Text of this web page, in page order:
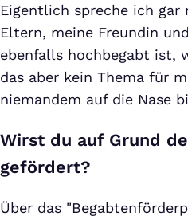
Eigentlich spreche ich gar
Eltern, meine Freundin
ebenfalls hochbegabt ist,
das aber kein Thema für
niemandem auf die Nase
Wirst du auf Grund
gefördert?
Über das